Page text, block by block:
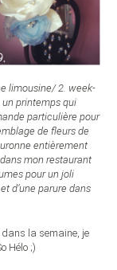
limousine/ 2. week-
printemps qui
particulière pour
de fleurs de
entièrement
mon restaurant
pour un joli
d’une parure dans
dans la semaine, je
Hélo ;)